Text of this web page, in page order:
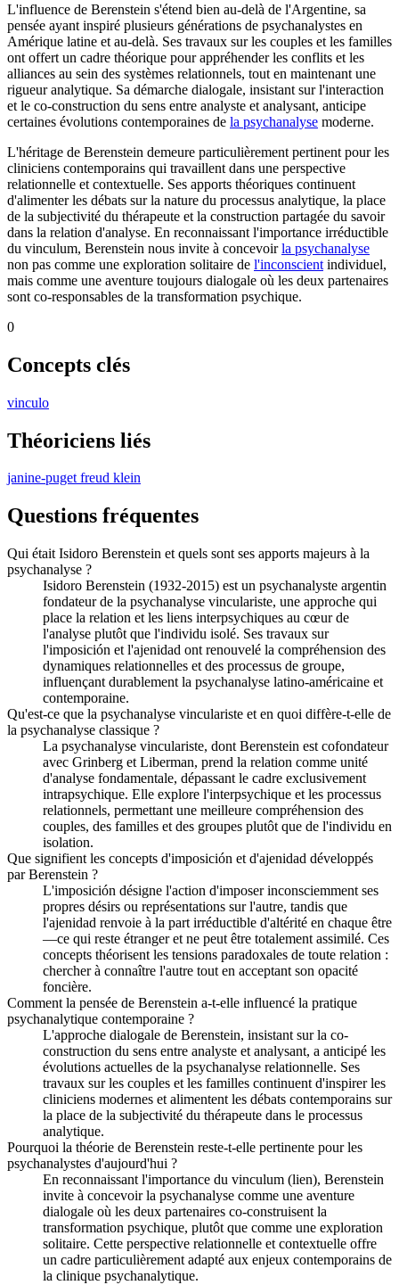
L'influence de Berenstein s'étend bien au-delà de l'Argentine, sa
pensée ayant inspiré plusieurs générations de psychanalystes en
Amérique latine et au-delà. Ses travaux sur les couples et les familles
ont offert un cadre théorique pour appréhender les conflits et les
alliances au sein des systèmes relationnels, tout en maintenant une
rigueur analytique. Sa démarche dialogale, insistant sur l'interaction
et le co-construction du sens entre analyste et analysant, anticipe
certaines évolutions contemporaines de la psychanalyse moderne.
L'héritage de Berenstein demeure particulièrement pertinent pour les
cliniciens contemporains qui travaillent dans une perspective
relationnelle et contextuelle. Ses apports théoriques continuent
d'alimenter les débats sur la nature du processus analytique, la place
de la subjectivité du thérapeute et la construction partagée du savoir
dans la relation d'analyse. En reconnaissant l'importance irréductible
du vinculum, Berenstein nous invite à concevoirla psychanalyse
non pas comme une exploration solitaire de l'inconscient individuel,
mais comme une aventure toujours dialogale où les deux partenaires
sont co-responsables de la transformation psychique.
0
Concepts clés
vinculo
Théoriciens liés
janine-pugetfreud klein
Questions fréquentes
Qui était Isidoro Berenstein et quels sont ses apports majeurs à la
psychanalyse ?
Isidoro Berenstein (1932-2015) est un psychanalyste argentin
fondateur de la psychanalyse vinculariste, une approche qui
place la relation et les liens interpsychiques au cœur de
l'analyse plutôt que l'individu isolé. Ses travaux sur
l'imposición et l'ajenidad ont renouvelé la compréhension des
dynamiques relationnelles et des processus de groupe,
influençant durablement la psychanalyse latino-américaine et
contemporaine.
Qu'est-ce que la psychanalyse vinculariste et en quoi diffère-t-elle de
la psychanalyse classique ?
La psychanalyse vinculariste, dont Berenstein est cofondateur
avec Grinberg et Liberman, prend la relation comme unité
d'analyse fondamentale, dépassant le cadre exclusivement
intrapsychique. Elle explore l'interpsychique et les processus
relationnels, permettant une meilleure compréhension des
couples, des familles et des groupes plutôt que de l'individu en
isolation.
Que signifient les concepts d'imposición et d'ajenidad développés
par Berenstein ?
L'imposición désigne l'action d'imposer inconsciemment ses
propres désirs ou représentations sur l'autre, tandis que
l'ajenidad renvoie à la part irréductible d'altérité en chaque être
—ce qui reste étranger et ne peut être totalement assimilé. Ces
concepts théorisent les tensions paradoxales de toute relation :
chercher à connaître l'autre tout en acceptant son opacité
foncière.
Comment la pensée de Berenstein a-t-elle influencé la pratique
psychanalytique contemporaine ?
L'approche dialogale de Berenstein, insistant sur la co-
construction du sens entre analyste et analysant, a anticipé les
évolutions actuelles de la psychanalyse relationnelle. Ses
travaux sur les couples et les familles continuent d'inspirer les
cliniciens modernes et alimentent les débats contemporains sur
la place de la subjectivité du thérapeute dans le processus
analytique.
Pourquoi la théorie de Berenstein reste-t-elle pertinente pour les
psychanalystes d'aujourd'hui ?
En reconnaissant l'importance du vinculum (lien), Berenstein
invite à concevoir la psychanalyse comme une aventure
dialogale où les deux partenaires co-construisent la
transformation psychique, plutôt que comme une exploration
solitaire. Cette perspective relationnelle et contextuelle offre
un cadre particulièrement adapté aux enjeux contemporains de
la clinique psychanalytique.